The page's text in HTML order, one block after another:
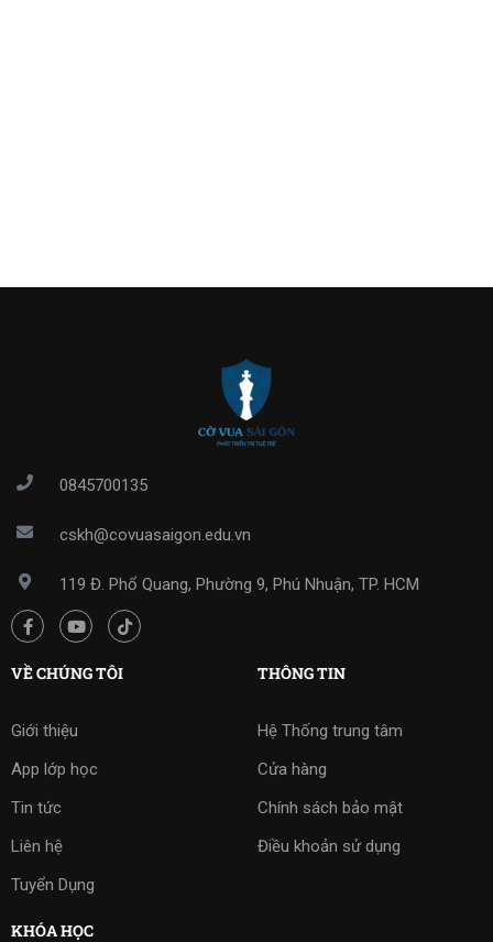
0845700135
cskh@covuasaigon.edu.vn
119 Đ. Phổ Quang, Phường 9, Phú Nhuận, TP. HCM
VỀ CHÚNG TÔI
Giới thiệu
App lớp học
Tin tức
Liên hệ
Tuyển Dụng
THÔNG TIN
Hệ Thống trung tâm
Cửa hàng
Chính sách bảo mật
Điều khoản sử dụng
KHÓA HỌC